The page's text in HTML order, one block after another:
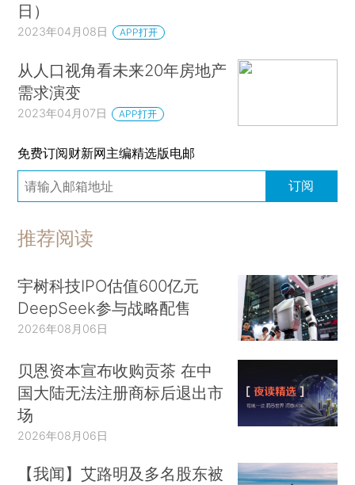
日）
2023年04月08日 APP打开
从人口视角看未来20年房地产
需求演变
2023年04月07日 APP打开
免费订阅财新网主编精选版电邮
订阅
推荐阅读
宇树科技IPO估值600亿元
DeepSeek参与战略配售
2026年08月06日
贝恩资本宣布收购贡茶 在中
国大陆无法注册商标后退出市
场
2026年08月06日
【我闻】艾路明及多名股东被